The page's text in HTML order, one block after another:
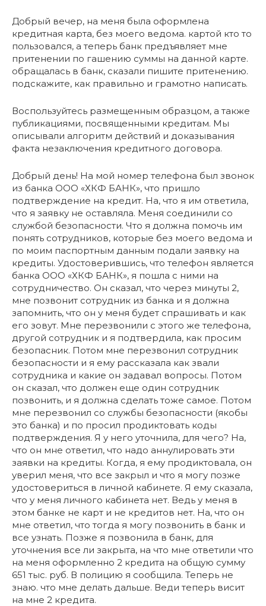
Добрый вечер, на меня была оформлена
кредитная карта, без моего ведома. картой кто то
пользовался, а теперь банк предъявляет мне
притенении по гашению суммы на данной карте.
обращалась в банк, сказали пишите притенению.
подскажите, как правильно и грамотно написать.
Воспользуйтесь размещенным образцом, а также
публикациями, посвященными кредитам. Мы
описывали алгоритм действий и доказывания
факта незаключения кредитного договора.
Добрый день! На мой номер телефона был звонок
из банка ООО «ХКФ БАНК», что пришло
подтверждение на кредит. На, что я им ответила,
что я заявку не оставляла. Меня соединили со
службой безопасности. Что я должна помочь им
понять сотрудников, которые без моего ведома и
по моим паспортным данным подали заявку на
кредиты. Удостоверившись, что телефон является
банка ООО «ХКФ БАНК», я пошла с ними на
сотрудничество. Он сказал, что через минуты 2,
мне позвонит сотрудник из банка и я должна
запомнить, что он у меня будет спрашивать и как
его зовут. Мне перезвонили с этого же телефона,
другой сотрудник и я подтвердила, как просим
безопасник. Потом мне перезвонил сотрудник
безопасности и я ему рассказала как звали
сотрудника и какие он задавал вопросы. Потом
он сказал, что должен еще один сотрудник
позвонить, и я должна сделать тоже самое. Потом
мне перезвонил со службы безопасности (якобы
это банка) и по просил продиктовать коды
подтверждения. Я у него уточнила, для чего? На,
что он мне ответил, что надо аннулировать эти
заявки на кредиты. Когда, я ему продиктовала, он
уверил меня, что все закрыл и что я могу позже
удостовериться в личной кабинете. Я ему сказала,
что у меня личного кабинета нет. Ведь у меня в
этом банке не карт и не кредитов нет. На, что он
мне ответил, что тогда я могу позвонить в банк и
все узнать. Позже я позвонила в банк, для
уточнения все ли закрыта, на что мне ответили что
на меня оформленно 2 кредита на общую сумму
651 тыс. руб. В полицию я сообщила. Теперь не
знаю. что мне делать дальше. Веди теперь висит
на мне 2 кредита.